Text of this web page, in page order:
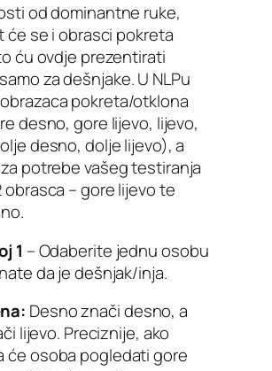
od dominantne ruke,
će se i obrasci pokreta
ću ovdje prezentirati
za dešnjake. U NLPu
pokreta/otklona
desno, gore lijevo, lijevo,
desno, dolje lijevo), a
potrebe vašeg testiranja
obrasca – gore lijevo te
1 – Odaberite jednu osobu
da je dešnjak/inja.
Desno znači desno, a
lijevo. Preciznije, ako
će osoba pogledati gore